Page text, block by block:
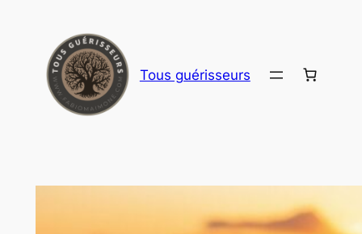
contenu
Tous guérisseurs